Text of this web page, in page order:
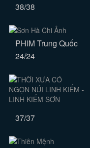
38/38
PHIM Trung Quốc
24/24
37/37